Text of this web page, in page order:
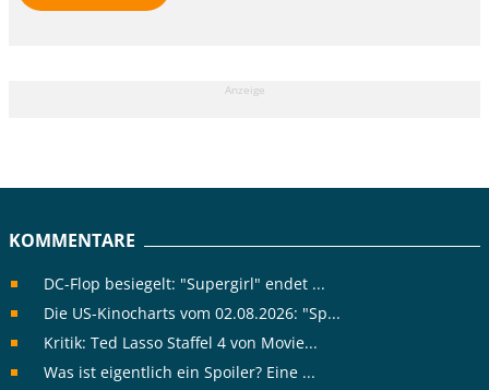
Anzeige
KOMMENTARE
DC-Flop besiegelt: "Supergirl" endet ...
Die US-Kinocharts vom 02.08.2026: "Sp...
Kritik: Ted Lasso Staffel 4 von Movie...
Was ist eigentlich ein Spoiler? Eine ...